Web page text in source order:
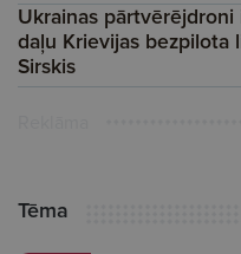
Ukrainas
daļu Krievijas bezpilota
Sirskis
Tēma